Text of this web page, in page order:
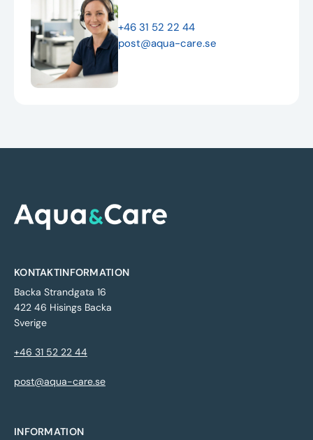
+46 31 52 22 44
post@aqua-care.se
KONTAKTINFORMATION
Backa Strandgata 16
422 46 Hisings Backa
Sverige
+46 31 52 22 44
post@aqua-care.se
INFORMATION